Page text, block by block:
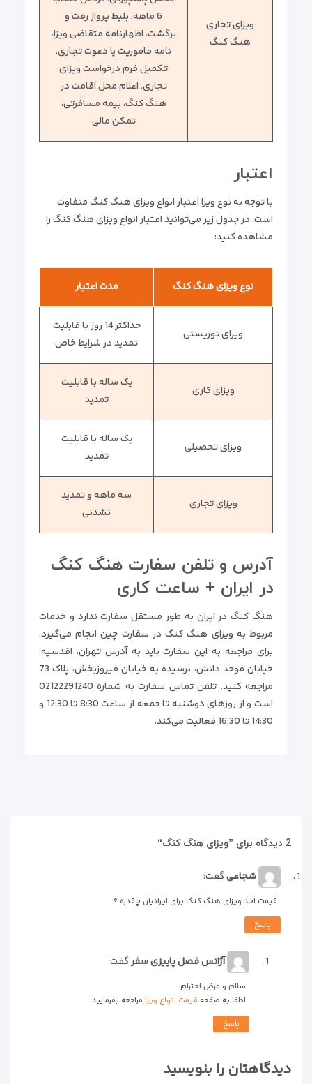
ویزای تجاری
هنگ کنگ
6 ماهه، بلیط پرواز رفت و
برگشت، اظهارنامه متقاضی ویزا،
نامه ماموریت یا دعوت تجاری،
تکمیل فرم درخواست ویزای
تجاری، اعلام محل اقامت در
هنگ کنگ، بیمه مسافرتی،
تمکن مالی
اعتبار
با توجه به نوع ویزا اعتبار انواع ویزای هنگ کنگ متفاوت
است. در جدول زیر می‌توانید اعتبار انواع ویزای هنگ کنگ را
مشاهده کنید:
نوع ویزای هنگ کنگ مدت اعتبار
ویزای توریستی
حداکثر 14 روز با قابلیت
تمدید در شرایط خاص
ویزای کاری
یک ساله با قابلیت
تمدید
ویزای تحصیلی
یک ساله با قابلیت
تمدید
ویزای تجاری
سه ماهه و تمدید
نشدنی
آدرس و تلفن سفارت هنگ کنگ
در ایران + ساعت کاری
هنگ کنگ در ایران به طور مستقل سفارت ندارد و خدمات
مربوط به ویزای هنگ کنگ در سفارت چین انجام می‌گیرد.
برای مراجعه به این سفارت باید به آدرس تهران، اقدسیه،
خیابان موحد دانش، نرسیده به خیابان فیروزبخش، پلاک 73
مراجعه کنید. تلفن تماس سفارت به شماره 02122291240
است و از روزهای دوشنبه تا جمعه از ساعت 8:30 تا 12:30 و
14:30 تا 16:30 فعالیت می‌کند.
2 دیدگاه برای ” ویزای هنگ کنگ“
شجاعیگفت:
قیمت اخذ ویزای هنگ کنگ برای ایرانیان چقدره ؟
پاسخ
آژانس فصل پاییزی سفرگفت:
سلام و عرض احترام
لطفا به صفحه قیمت انواع ویزا مراجعه بفرمایید.
پاسخ
دیدگاهتان را بنویسید